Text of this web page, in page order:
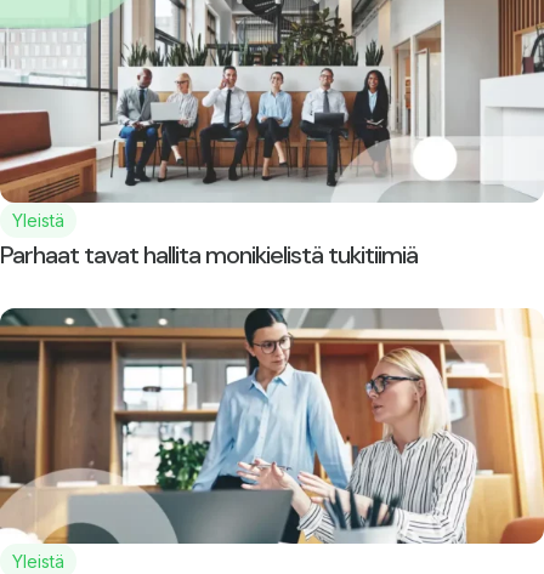
Yleistä
Parhaat tavat hallita monikielistä tukitiimiä
Yleistä